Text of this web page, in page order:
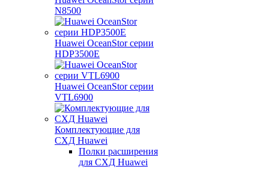
N8500
Huawei OceanStor серии
HDP3500E
Huawei OceanStor серии
VTL6900
Комплектующие для
СХД Huawei
Полки расширения
для СХД Huawei